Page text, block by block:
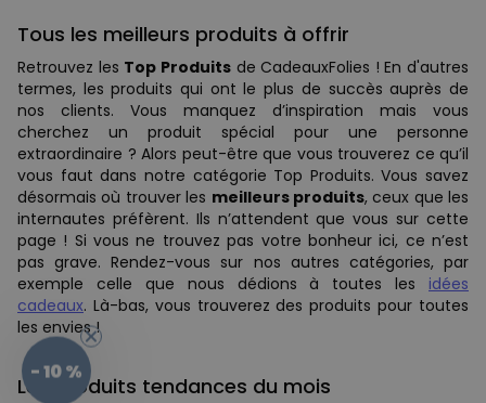
Tous les meilleurs produits à offrir
Retrouvez les Top Produitsde CadeauxFolies ! En d'autres
termes, les produits qui ont le plus de succès auprès de
nos clients. Vous manquez d’inspiration mais vous
cherchez un produit spécial pour une personne
extraordinaire ? Alors peut-être que vous trouverez ce qu’il
vous faut dans notre catégorie Top Produits. Vous savez
désormais où trouver les meilleurs produits, ceux que les
internautes préfèrent. Ils n’attendent que vous sur cette
page ! Si vous ne trouvez pas votre bonheur ici, ce n’est
pas grave. Rendez-vous sur nos autres catégories, par
exemple celle que nous dédions à toutes les idées
cadeaux. Là-bas, vous trouverez des produits pour toutes
les envies !
Les produits tendances du mois
- 10 %